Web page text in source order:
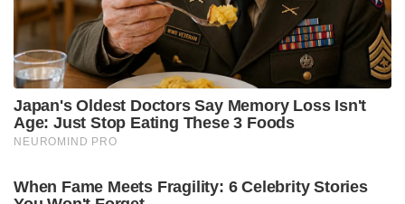
3.25 ലക്ഷം കോടിയുടെ മെഗാ കരാർ; 94 റഫാൽ
യുദ്ധവിമാനങ്ങൾ ഇന്ത്യയിൽ നിർമ്മിക്കും,
ഫ്രാൻസിന്റെ വൻ ഓഫർ
മുതിർന്ന പോലീസ് ഉദ്യോഗസ്ഥനെ മർദ്ദിച്ചു, ഇൽതിജ
ചെയ്തതെന്ന് പി.ഡി.പി.
സ്ഫോടനത്തിന്റെ ഉത്തരവാദിത്തം ഏറ്റെടുത്ത്